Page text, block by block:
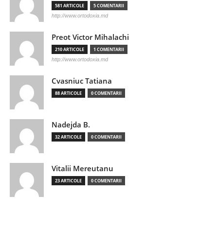
581 ARTICOLE 5 COMENTARII
http://www.ortodoxia.md
Preot Victor Mihalachi
210 ARTICOLE 1 COMENTARII
http://www.ortodoxia.md
Cvasniuc Tatiana
88 ARTICOLE 0 COMENTARII
Nadejda B.
32 ARTICOLE 0 COMENTARII
Vitalii Mereutanu
23 ARTICOLE 0 COMENTARII